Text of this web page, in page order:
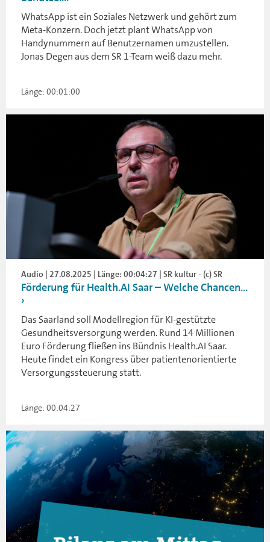
WhatsApp ist ein Soziales Netzwerk und gehört zum
Meta-Konzern. Doch jetzt plant WhatsApp von
Handynummern auf Benutzernamen umzustellen.
Jonas Degen aus dem SR 1-Team weiß dazu mehr.
Länge: 00:01:00
Audio | 27.08.2025 | Länge: 00:04:27 | SR kultur - (c) SR
Förderung für Health.AI Saar – Welche Chancen...
Das Saarland soll Modellregion für KI-gestützte
Gesundheitsversorgung werden. Rund 14 Millionen
Euro Förderung fließen ins Bündnis Health.AI Saar.
Heute findet ein Kongress über patientenorientierte
Versorgungssteuerung statt.
Länge: 00:04:27